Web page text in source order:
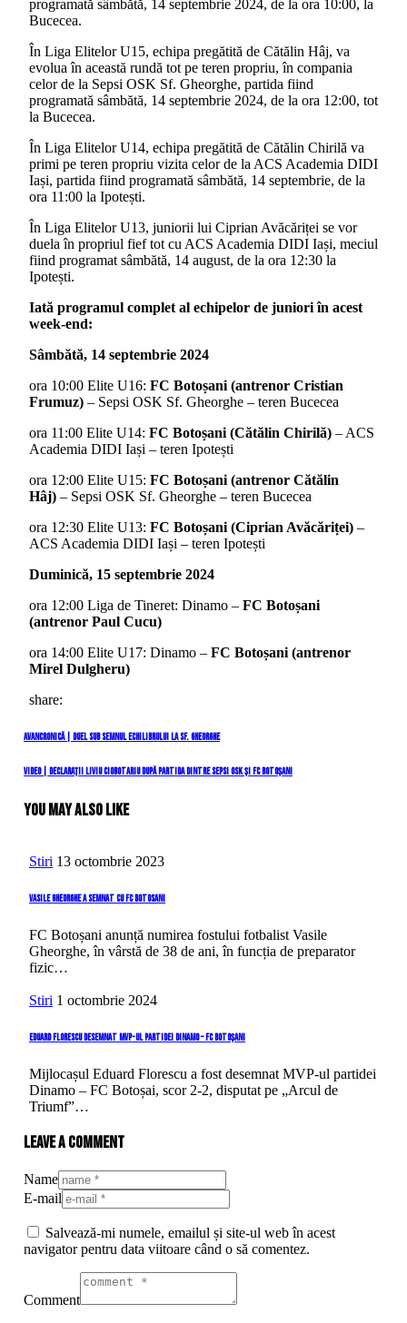
programată sâmbătă, 14 septembrie 2024, de la ora 10:00, la
Bucecea.
În Liga Elitelor U15, echipa pregătită de Cătălin Hâj, va
evolua în această rundă tot pe teren propriu, în compania
celor de la Sepsi OSK Sf. Gheorghe, partida fiind
programată sâmbătă, 14 septembrie 2024, de la ora 12:00, tot
la Bucecea.
În Liga Elitelor U14, echipa pregătită de Cătălin Chirilă va
primi pe teren propriu vizita celor de la ACS Academia DIDI
Iași, partida fiind programată sâmbătă, 14 septembrie, de la
ora 11:00 la Ipotești.
În Liga Elitelor U13, juniorii lui Ciprian Avăcăriței se vor
duela în propriul fief tot cu ACS Academia DIDI Iași, meciul
fiind programat sâmbătă, 14 august, de la ora 12:30 la
Ipotești.
Iată programul complet al echipelor de juniori în acest
week-end:
Sâmbătă, 14 septembrie 2024
ora 10:00 Elite U16: FC Botoșani (antrenor Cristian
Frumuz) – Sepsi OSK Sf. Gheorghe – teren Bucecea
ora 11:00 Elite U14: FC Botoșani (Cătălin Chirilă) – ACS
Academia DIDI Iași – teren Ipotești
ora 12:00 Elite U15: FC Botoșani (antrenor Cătălin
Hâj) – Sepsi OSK Sf. Gheorghe – teren Bucecea
ora 12:30 Elite U13: FC Botoșani (Ciprian Avăcăriței) –
ACS Academia DIDI Iași – teren Ipotești
Duminică, 15 septembrie 2024
ora 12:00 Liga de Tineret: Dinamo – FC Botoșani
(antrenor Paul Cucu)
ora 14:00 Elite U17: Dinamo – FC Botoșani (antrenor
Mirel Dulgheru)
share:
Navigare
în
Previous
Avancronică | Duel sub semnul echilibrului la Sf. Gheorghe
Next
VIDEO | Declarații Liviu Ciobotariu după partida dintre Sepsi OSK și FC Botoșani
You May Also Like
Stiri 13 octombrie 2023
Vasile Gheorghe a semnat cu FC Botosani
FC Botoșani anunță numirea fostului fotbalist Vasile
Gheorghe, în vârstă de 38 de ani, în funcția de preparator
fizic…
Stiri 1 octombrie 2024
Eduard Florescu desemnat MVP-ul partidei Dinamo – FC Botoșani
Mijlocașul Eduard Florescu a fost desemnat MVP-ul partidei
Dinamo – FC Botoșai, scor 2-2, disputat pe „Arcul de
Triumf”…
Leave a comment
Name
E-mail
Salvează-mi numele, emailul și site-ul web în acest
navigator pentru data viitoare când o să comentez.
Comment